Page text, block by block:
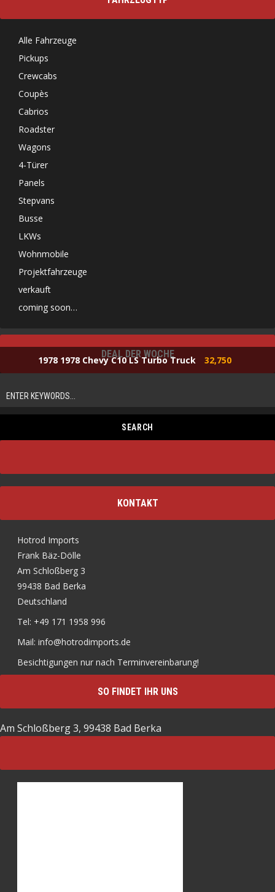
Alle Fahrzeuge
Pickups
Crewcabs
Coupès
Cabrios
Roadster
Wagons
4-Türer
Panels
Stepvans
Busse
LKWs
Wohnmobile
Projektfahrzeuge
verkauft
coming soon…
DEAL DER WOCHE
1978 1978 Chevy C10 LS Turbo Truck 32,750
KONTAKT
Hotrod Imports
Frank Bäz-Dölle
Am Schloßberg 3
99438 Bad Berka
Deutschland
Tel: +49 171 1958 996
Mail: info@hotrodimports.de
Besichtigungen nur nach Terminvereinbarung!
SO FINDET IHR UNS
Am Schloßberg 3, 99438 Bad Berka